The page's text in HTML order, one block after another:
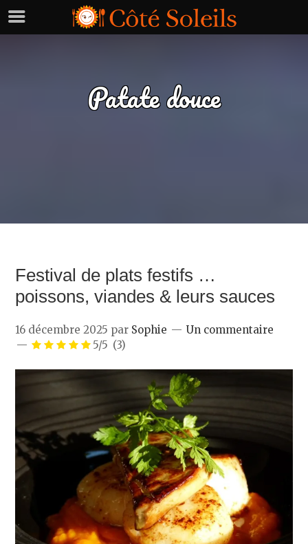
Patate douce
Festival de plats festifs …
poissons, viandes & leurs sauces
16 décembre 2025 par Sophie
Un commentaire
5/5 (3)